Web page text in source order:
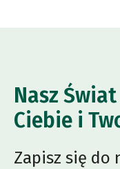
Nasz
Ciebie i
Zapisz się do